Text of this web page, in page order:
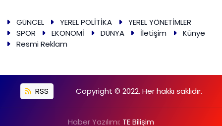
GÜNCEL YEREL POLİTİKA
YEREL YÖNETİMLER
SPOR
EKONOMİ DÜNYA İletişim
Künye
Resmi Reklam
RSS Copyright © 2022. Her hakkı saklıdır.
Haber Yazılımı: TE Bilişim